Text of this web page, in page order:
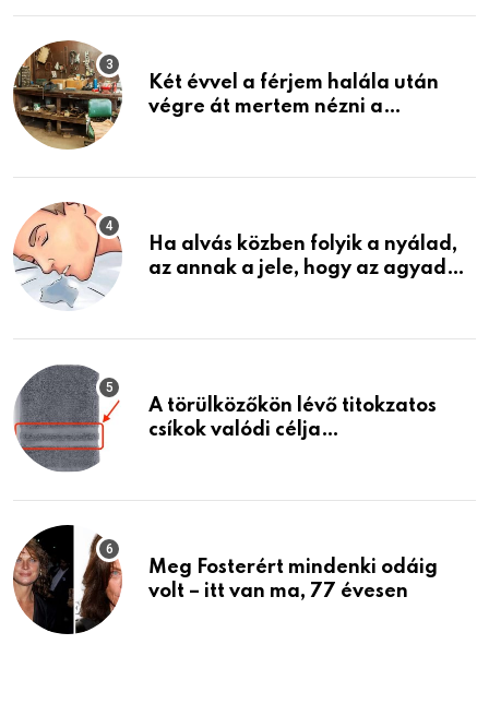
Két évvel a férjem halála után
végre át mertem nézni a
életemet
Ha alvás közben folyik a nyálad,
az annak a jele, hogy az agyad…
A törülközőkön lévő titokzatos
csíkok valódi célja…
Meg Fosterért mindenki odáig
volt – itt van ma, 77 évesen